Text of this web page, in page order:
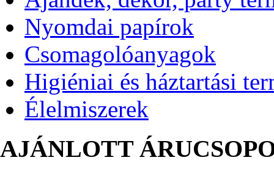
Nyomdai papírok
Csomagolóanyagok
Higiéniai és háztartási
Élelmiszerek
AJÁNLOTT